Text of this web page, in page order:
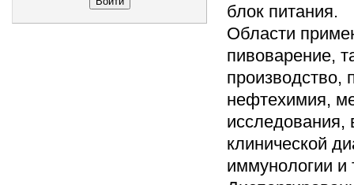
блок питания.
Области
пивоварение,
производство,
нефтехимия,
исследования,
клинической
иммунологии и